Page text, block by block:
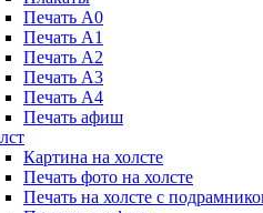
Печать А0
Печать А1
Печать А2
Печать А3
Печать А4
Печать афиш
Картина на холсте
Печать фото на холсте
Печать на холсте с